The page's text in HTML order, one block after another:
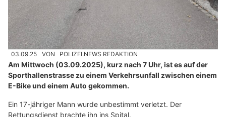
03.09.25 VON POLIZEI.NEWS REDAKTION
Am Mittwoch (03.09.2025), kurz nach 7 Uhr, ist es auf der
Sporthallenstrasse zu einem Verkehrsunfall zwischen einem
E-Bike und einem Auto gekommen.
Ein 17-jähriger Mann wurde unbestimmt verletzt. Der
Rettungsdienst brachte ihn ins Spital.